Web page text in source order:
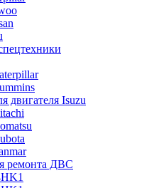
двигателя Isuzu
ремонта ДВС